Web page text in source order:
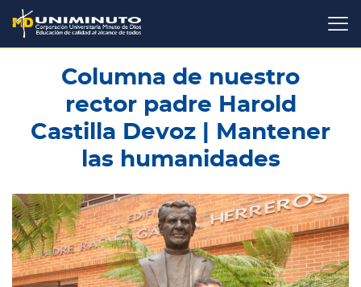
Pasar
contenido
principal
Columna de nuestro
rector padre Harold
Castilla Devoz | Mantener
las humanidades